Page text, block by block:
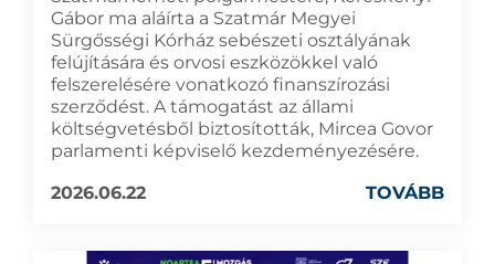
Gábor ma aláírta a Szatmár Megyei
Sürgősségi Kórház sebészeti osztályának
felújítására és orvosi eszközökkel való
felszerelésére vonatkozó finanszírozási
szerződést. A támogatást az állami
költségvetésből biztosították, Mircea Govor
parlamenti képviselő kezdeményezésére.
2026.06.22
TOVÁBB